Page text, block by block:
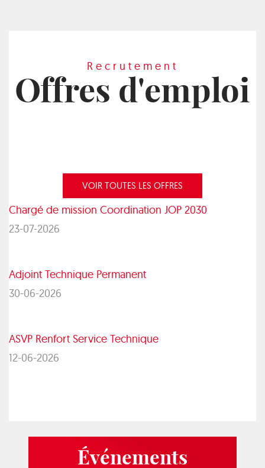
Recrutement
Offres d'emploi
VOIR TOUTES LES OFFRES
Chargé de mission Coordination JOP 2030
23-07-2026
Adjoint Technique Permanent
30-06-2026
ASVP Renfort Service Technique
12-06-2026
Événements